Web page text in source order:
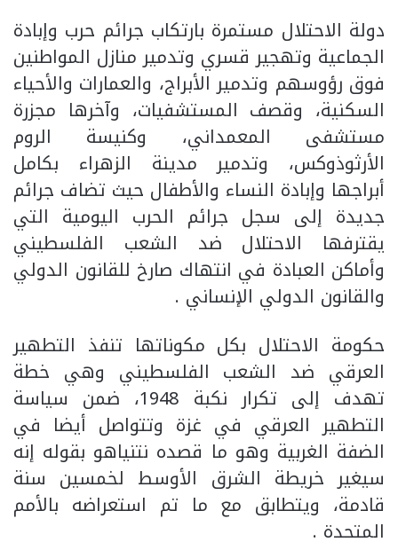
دولة الاحتلال مستمرة بارتكاب جرائم حرب وإبادة
الجماعية وتهجير قسري وتدمير منازل المواطنين
فوق رؤوسهم وتدمير الأبراج، والعمارات والأحياء
السكنية، وقصف المستشفيات، وآخرها مجزرة
مستشفى المعمداني، وكنيسة الروم
الأرثوذوكس، وتدمير مدينة الزهراء بكامل
أبراجها وإبادة النساء والأطفال حيث تضاف جرائم
جديدة إلى سجل جرائم الحرب اليومية التي
يقترفها الاحتلال ضد الشعب الفلسطيني
وأماكن العبادة في انتهاك صارخ للقانون الدولي
والقانون الدولي الإنساني .
حكومة الاحتلال بكل مكوناتها تنفذ التطهير
العرقي ضد الشعب الفلسطيني وهي خطة
تهدف إلى تكرار نكبة 1948، ضمن سياسة
التطهير العرقي في غزة وتتواصل أيضا في
الضفة الغربية وهو ما قصده نتنياهو بقوله إنه
سيغير خريطة الشرق الأوسط لخمسين سنة
قادمة، ويتطابق مع ما تم استعراضه بالأمم
المتحدة .